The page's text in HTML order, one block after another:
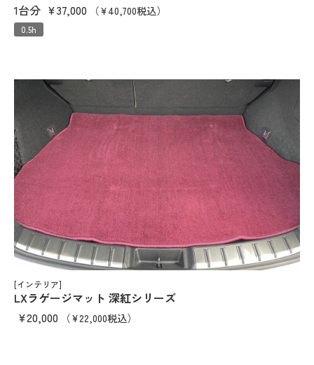
1台分 ¥37,000 （¥40,700税込）
0.5h
[インテリア]
LXラゲージマット 深紅シリーズ
¥20,000
（¥22,000税込）